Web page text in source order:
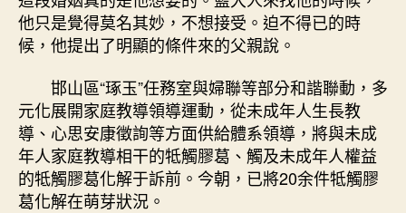
他只是覺得莫名其妙，不想接受。迫不得已的時
候，他提出了明顯的條件來的父親說。
邯山區“琢玉”任務室與婦聯等部分和諧聯動，多
元化展開家庭教導領導運動，從未成年人生長教
導、心思安康徵詢等方面供給體系領導，將與未成
年人家庭教導相干的牴觸膠葛、觸及未成年人權益
的牴觸膠葛化解于訴前。今朝，已將20余件牴觸膠
葛化解在萌芽狀況。